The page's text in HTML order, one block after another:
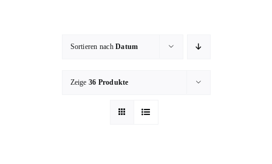
Sortieren nachDatum
Zeige 36 Produkte